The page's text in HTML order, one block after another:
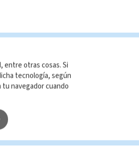
reproducción no
entre otras cosas. Si
tecnología, según
tu navegador cuando